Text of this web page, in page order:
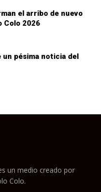
el arribo de nuevo
Colo 2026
un pésima noticia del
un medio creado por
Colo.